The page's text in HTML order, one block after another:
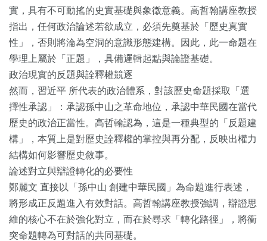
實，具有不可動搖的史實基礎與象徵意義。高哲翰講座教授
指出，任何政治論述若欲成立，必須先奠基於「歷史真實
性」，否則將淪為空洞的意識形態建構。因此，此一命題在
學理上屬於「正題」，具備邏輯起點與論證基礎。
政治現實的反題與詮釋權競逐
然而，習近平 所代表的政治體系，對該歷史命題採取「選
擇性承認」：承認孫中山之革命地位，承認中華民國在當代
歷史的政治正當性。高哲翰認為，這是一種典型的「反題建
構」，本質上是對歷史詮釋權的掌控與再分配，反映出權力
結構如何影響歷史敘事。
論述對立與辯證轉化的必要性
鄭麗文 直接以「孫中山 創建中華民國」為命題進行表述，
將形成正反題進入有效對話。高哲翰講座教授強調，辯證思
維的核心不在於強化對立，而在於尋求「轉化路徑」，將衝
突命題轉為可對話的共同基礎。